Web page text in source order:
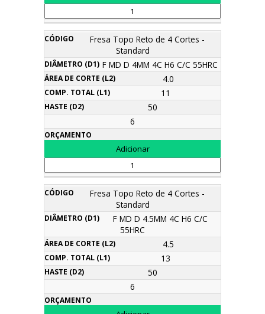
Fresa Topo Reto de 4 Cortes -
Standard
F MD D 4MM 4C H6 C/C 55HRC
4.0
11
50
6
Fresa Topo Reto de 4 Cortes -
Standard
F MD D 4.5MM 4C H6 C/C
55HRC
4.5
13
50
6